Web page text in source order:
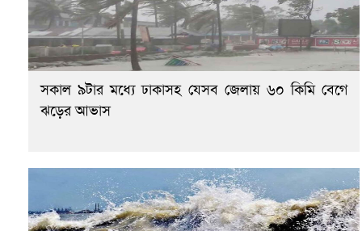
সকাল ৯টার মধ্যে ঢাকাসহ যেসব জেলায় ৬০ কিমি বেগে
ঝড়ের আভাস